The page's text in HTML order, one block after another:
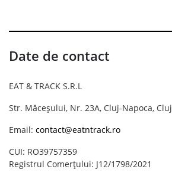
Date de contact
EAT & TRACK S.R.L
Str. Măceșului, Nr. 23A, Cluj-Napoca, Cluj
Email: contact@eatntrack.ro
CUI: RO39757359
Registrul Comerțului: J12/1798/2021